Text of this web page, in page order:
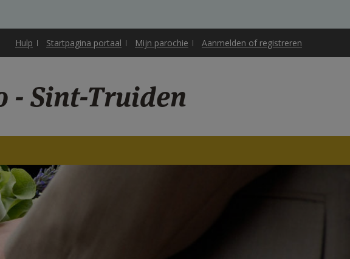
Hulp Startpagina portaal Mijn parochie Aanmelden of registreren
- Sint-Truiden